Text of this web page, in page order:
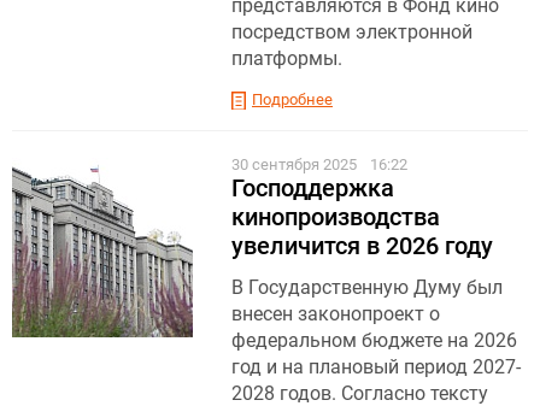
представляются в Фонд кино
посредством электронной
платформы.
Подробнее
30 сентября 2025 16:22
Господдержка
кинопроизводства
увеличится в 2026 году
В Государственную Думу был
внесен законопроект о
федеральном бюджете на 2026
год и на плановый период 2027-
2028 годов. Согласно тексту